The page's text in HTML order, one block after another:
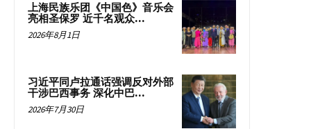
上海民族乐团《中国色》音乐会
亮相圣保罗 近千名观众...
2026年8月1日
习近平同卢拉通话强调反对外部
干涉巴西事务 深化中巴...
2026年7月30日